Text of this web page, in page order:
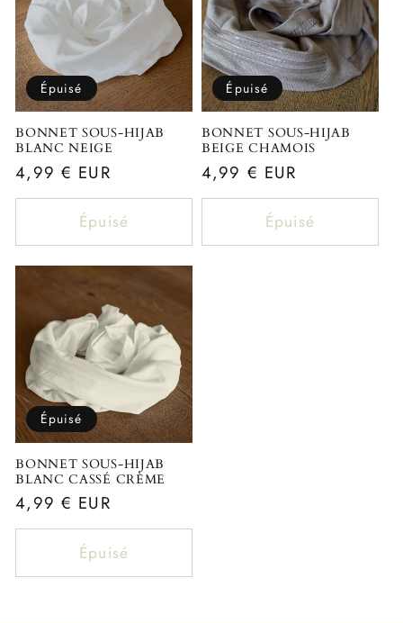
Épuisé
BONNET SOUS-HIJAB
BLANC NEIGE
Prix
habituel
4,99 € EUR
Épuisé
Épuisé
BONNET SOUS-HIJAB
BEIGE CHAMOIS
Prix
habituel
4,99 € EUR
Épuisé
Épuisé
BONNET SOUS-HIJAB
BLANC CASSÉ CRÈME
Prix
habituel
4,99 € EUR
Épuisé